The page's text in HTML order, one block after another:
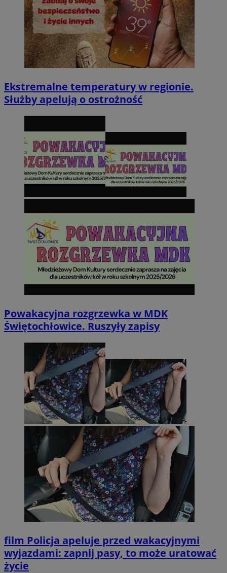
Ekstremalne temperatury w regionie.
Służby apelują o ostrożność
Powakacyjna rozgrzewka w MDK
Świętochłowice. Ruszyły zapisy
film Policja apeluje przed wakacyjnymi
wyjazdami: zapnij pasy, to może uratować
życie